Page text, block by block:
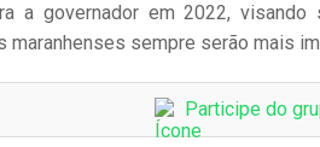
a governador em 2022,
maranhenses sempre serão mais
Participe do